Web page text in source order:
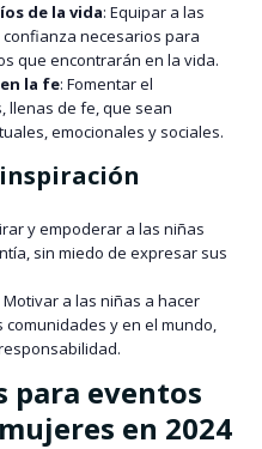
de la vida: Equipar a las
necesarios para
que encontrarán en la vida.
la fe: Fomentar el
llenas de fe, que sean
emocionales y sociales.
y empoderar a las niñas
sin miedo de expresar sus
Motivar a las niñas a hacer
y en el mundo,
para eventos
en 2024